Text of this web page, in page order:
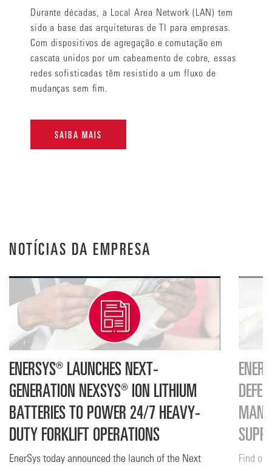
Durante décadas, a Local Area Network (LAN) tem
sido a base das arquiteturas de TI para empresas.
Com dispositivos de agregação e comutação em
cascata unidos por um cabeamento de cobre, essas
redes sofisticadas têm resistido a um fluxo de
mudanças sem fim.
SAIBA MAIS
NOTÍCIAS DA EMPRESA
ENERSYS® LAUNCHES NEXT-
GENERATION NEXSYS® ION LITHIUM
BATTERIES TO POWER 24/7 HEAVY-
DUTY FORKLIFT OPERATIONS
EnerSys today announced the launch of the Next
Find